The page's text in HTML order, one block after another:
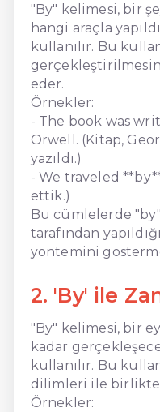
"By" kelimesi, bir
hangi araçla
kullanılır. Bu
eder.
Örnekler:
- The book was
Orwell. (Kitap,
yazıldı.)
- We traveled
ettik.)
Bu cümlelerde
tarafından
yöntemini
2. 'By' ile
"By" kelimesi, bir
kadar
kullanılır. Bu
dilimleri ile birlikte
Örnekler: